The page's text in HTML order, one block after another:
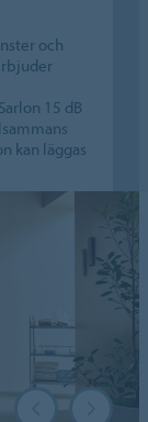
och
15 dB
kan läggas